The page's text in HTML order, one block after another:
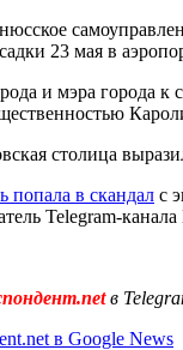
23 мая в
и мэра города к
столица
попала в скандал с
Telegram-
в
в Google News